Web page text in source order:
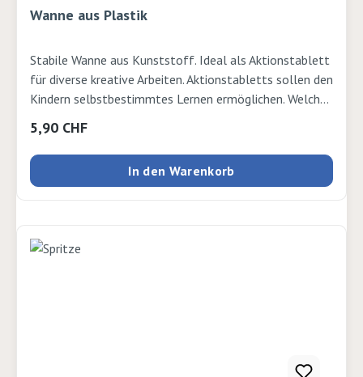
Wanne aus Plastik
Stabile Wanne aus Kunststoff. Ideal als Aktionstablett
für diverse kreative Arbeiten. Aktionstabletts sollen den
Kindern selbstbestimmtes Lernen ermöglichen. Welche
Themen für Aktionstabletts, wie zum Beispiel: Ordnen,
Sortieren, Umschütten, Stecken usw.. Mit deren Hilfe
verschiede Bereiche wie zum Beispiel Feinmotorik,
Regulärer Preis:
5,90 CHF
In den Warenkorb